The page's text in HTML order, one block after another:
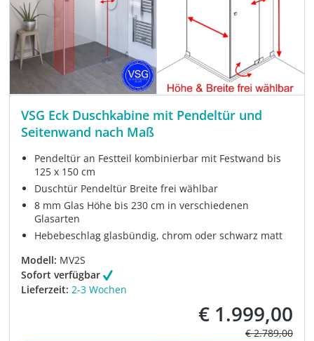
VSG Eck Duschkabine mit Pendeltür und
Seitenwand nach Maß
Pendeltür an Festteil kombinierbar mit Festwand bis
125 x 150 cm
Duschtür Pendeltür Breite frei wählbar
8 mm Glas Höhe bis 230 cm in verschiedenen
Glasarten
Hebebeschlag glasbündig, chrom oder schwarz matt
Modell: MV2S
Sofort verfügbar
Lieferzeit: 2-3 Wochen
Verkaufspreis:
€ 1.999,00
Regulärer
€ 2.789,00